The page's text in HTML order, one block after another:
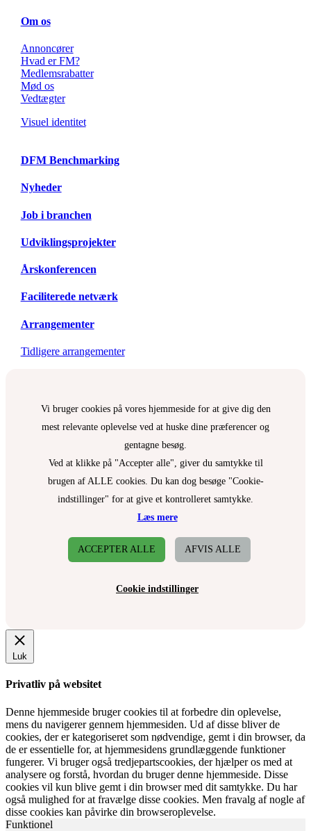
Om os
Annoncører
Hvad er FM?
Medlemsrabatter
Mød os
Vedtægter
Visuel identitet
DFM Benchmarking
Nyheder
Job i branchen
Udviklingsprojekter
Årskonferencen
Faciliterede netværk
Arrangementer
Tidligere arrangementer
Vi bruger cookies på vores hjemmeside for at give dig den
mest relevante oplevelse ved at huske dine præferencer og
gentagne besøg.
Ved at klikke på "Accepter alle", giver du samtykke til
brugen af ALLE cookies. Du kan dog besøge "Cookie-
indstillinger" for at give et kontrolleret samtykke.
Læs mere
ACCEPTER ALLE AFVIS ALLE
Cookie indstillinger
Luk
Privatliv på websitet
Denne hjemmeside bruger cookies til at forbedre din oplevelse,
mens du navigerer gennem hjemmesiden. Ud af disse bliver de
cookies, der er kategoriseret som nødvendige, gemt i din browser, da
de er essentielle for, at hjemmesidens grundlæggende funktioner
fungerer. Vi bruger også tredjepartscookies, der hjælper os med at
analysere og forstå, hvordan du bruger denne hjemmeside. Disse
cookies vil kun blive gemt i din browser med dit samtykke. Du har
også mulighed for at fravælge disse cookies. Men fravalg af nogle af
disse cookies kan påvirke din browseroplevelse.
Funktionel